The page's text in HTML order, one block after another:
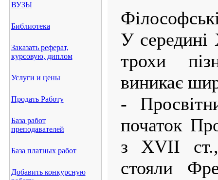
ВУЗЫ
Библиотека
Заказать реферат,
курсовую, диплом
Услуги и цены
Продать Работу
База работ
преподавателей
База платных работ
Добавить конкурсную
У середині
трохи
виникає
-
початок
з XVII
стояли